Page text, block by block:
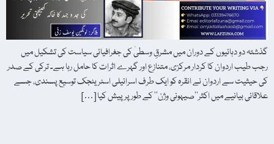
گذشتہ دو دہائیوں کے دوران میں مشرقِ وسطیٰ کی جغرافیائی سیاست کی تشکیل میں
رجب طیب اردوان کا کردار مرکزی، متنازع اور گہرے اثرات کا حامل رہا ہے۔ ترکی کے صدر
کی حیثیت سے اردوان نے انقرہ کو ایک طرف اسرائیلی اسٹریٹجک توسیع پسندی، جسے
علاقائی بیانیے میں اکثر’’صیہونی وژن‘‘ کے طور پر پیش کیا […]